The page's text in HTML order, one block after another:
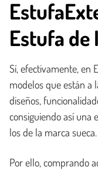
Estufa de
Sí, efectivamente, en
modelos que están a
diseños,
consiguiendo así una
los de la marca sueca.
Por ello, comprando